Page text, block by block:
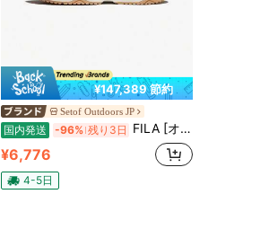
¥147,389 節約
Setof Outdoors JP
国内発送 -96% 残り3日 FILA [オブエム]女性スニーカー1RM02053E-138レイフリード運動靴
¥6,776
4-5日